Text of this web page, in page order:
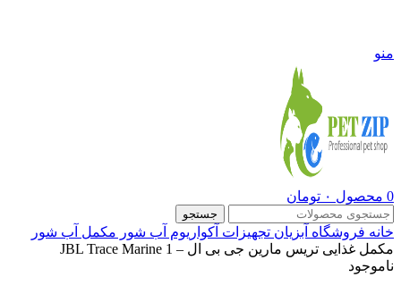
منو
0 محصول ۰ تومان
جستجو
خانه فروشگاه آبزیان تجهیزات آکواریوم آب شور مکمل آب شور
مکمل غذایی تریس مارین جی بی ال – JBL Trace Marine 1
ناموجود